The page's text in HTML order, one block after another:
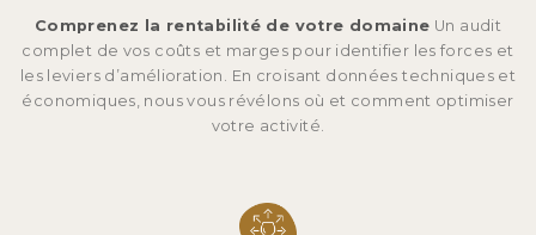
Comprenez la rentabilité de votre domaine Un audit
complet de vos coûts et marges pour identifier les forces et
les leviers d’amélioration. En croisant données techniques et
économiques, nous vous révélons où et comment optimiser
votre activité.